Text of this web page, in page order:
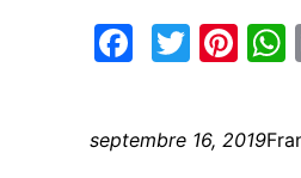
septembre 16, 2019